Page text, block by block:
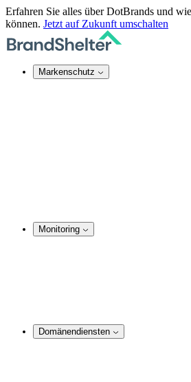
Erfahren Sie alles über DotBrands und
können. Jetzt auf Zukunft umschalten
Markenschutz
Monitoring
Domänendiensten